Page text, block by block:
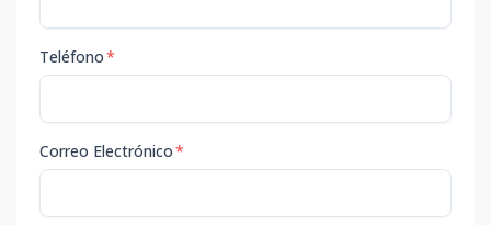
Teléfono*
Correo Electrónico*